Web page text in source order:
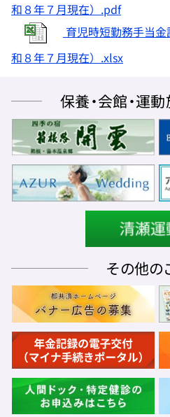
和８年７月現在）.pdf
育児時短勤務手当
和８年７月現在）.xlsx
保養・会館・運
その他の